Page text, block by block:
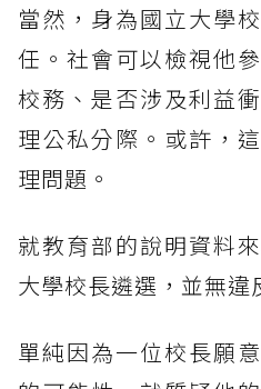
當然，身為國立大學
任。社會可以檢視他
校務、是否涉及利益
理公私分際。或許，
理問題。
就教育部的說明資料
大學校長遴選，並無違
單純因為一位校長願